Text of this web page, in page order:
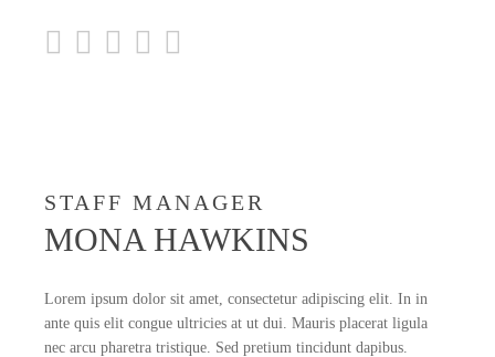
STAFF MANAGER
MONA HAWKINS
Lorem ipsum dolor sit amet, consectetur adipiscing elit. In in
ante quis elit congue ultricies at ut dui. Mauris placerat ligula
nec arcu pharetra tristique. Sed pretium tincidunt dapibus.